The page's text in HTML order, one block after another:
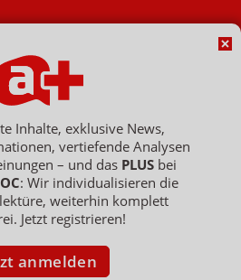
ADHOC ist ein Dienst der ELPATO
Str. 12 / 12489 Berlin
Thomas Bellartz / Amtsgericht Berlin
Inhalte, exklusive News,
vertiefende Analysen
– und das PLUS bei
: Wir individualisieren die
weiterhin komplett
Jetzt registrieren!
anmelden